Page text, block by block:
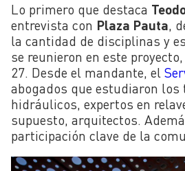
Lo primero que destaca
entrevista con Plaza Pauta,
la cantidad de disciplinas y
se reunieron en este
27. Desde el mandante, el
abogados que estudiaron
hidráulicos, expertos en
supuesto, arquitectos.
participación clave de la